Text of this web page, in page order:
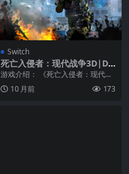
Switch
死亡入侵者：现代战争3D|De
ad Invaders: Modern War 3
D
游戏介绍： 《死亡入侵者：现代战
争3D》是一款第一人称视角射击游
戏，浓浓的手游风...
10 月前 173